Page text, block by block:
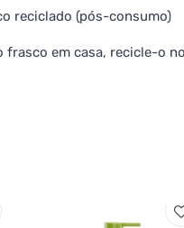
reciclado (pós-consumo)
frasco em casa, recicle-o